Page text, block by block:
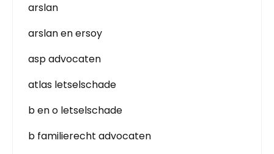
arslan
arslan en ersoy
asp advocaten
atlas letselschade
b en o letselschade
b familierecht advocaten